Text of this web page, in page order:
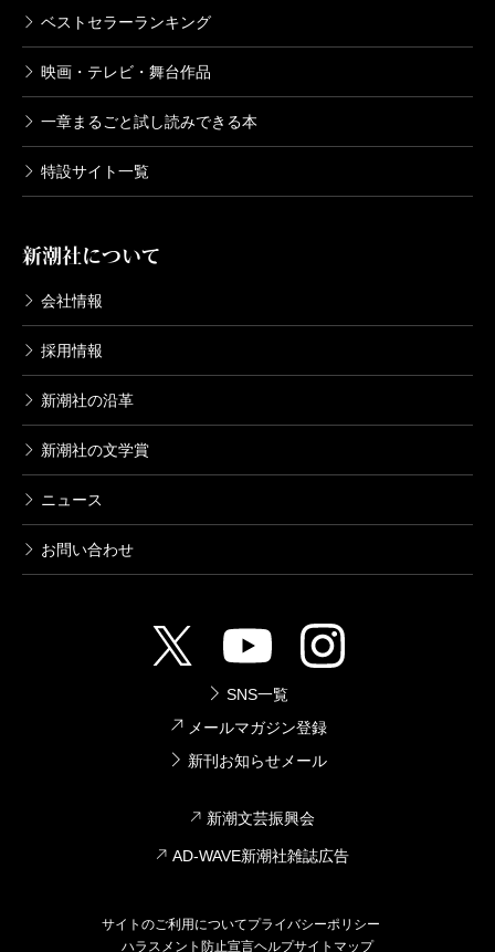
ベストセラーランキング
映画・テレビ・舞台作品
一章まるごと試し読みできる本
特設サイト一覧
新潮社について
会社情報
採用情報
新潮社の沿革
新潮社の文学賞
ニュース
お問い合わせ
SNS一覧
メールマガジン登録
新刊お知らせメール
新潮文芸振興会
AD-WAVE新潮社雑誌広告
サイトのご利用についてプライバシーポリシー
ハラスメント防止宣言ヘルプサイトマップ